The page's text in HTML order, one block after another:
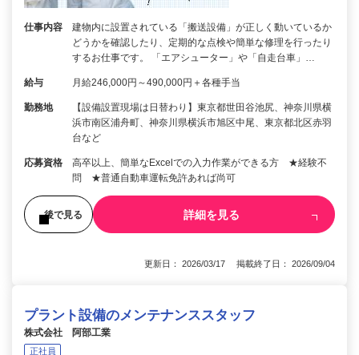
仕事内容
建物内に設置されている「搬送設備」が正しく動いているか
どうかを確認したり、定期的な点検や簡単な修理を行ったり
するお仕事です。 「エアシューター」や「自走台車」…
給与 月給246,000円～490,000円＋各種手当
勤務地
【設備設置現場は日替わり】東京都世田谷池尻、神奈川県横
浜市南区浦舟町、神奈川県横浜市旭区中尾、東京都北区赤羽
台など
応募資格
高卒以上、簡単なExcelでの入力作業ができる方 ★経験不
問 ★普通自動車運転免許あれば尚可
後で見る 詳細を見る
更新日： 2026/03/17 掲載終了日： 2026/09/04
プラント設備のメンテナンススタッフ
株式会社 阿部工業
正社員